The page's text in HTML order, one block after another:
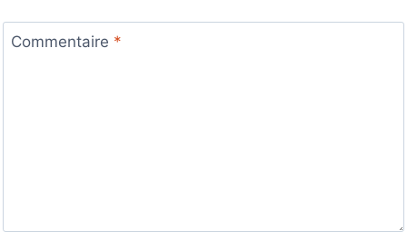
Commentaire *